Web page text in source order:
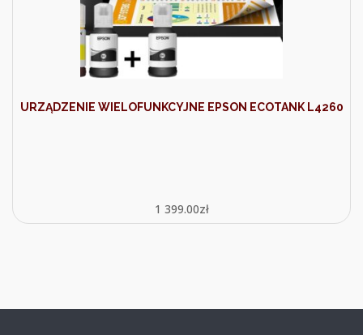
URZĄDZENIE WIELOFUNKCYJNE EPSON ECOTANK L4260
1 399.00zł